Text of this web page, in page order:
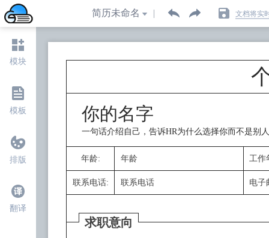
升级会员 文档将实
模块
模板
排版
翻译
求职意向